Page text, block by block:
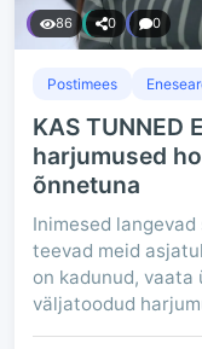
86 0 0
Postimees
KAS TUNNED
harjumused
õnnetuna
Inimesed
teevad meid
on kadunud, vaata
väljatoodud